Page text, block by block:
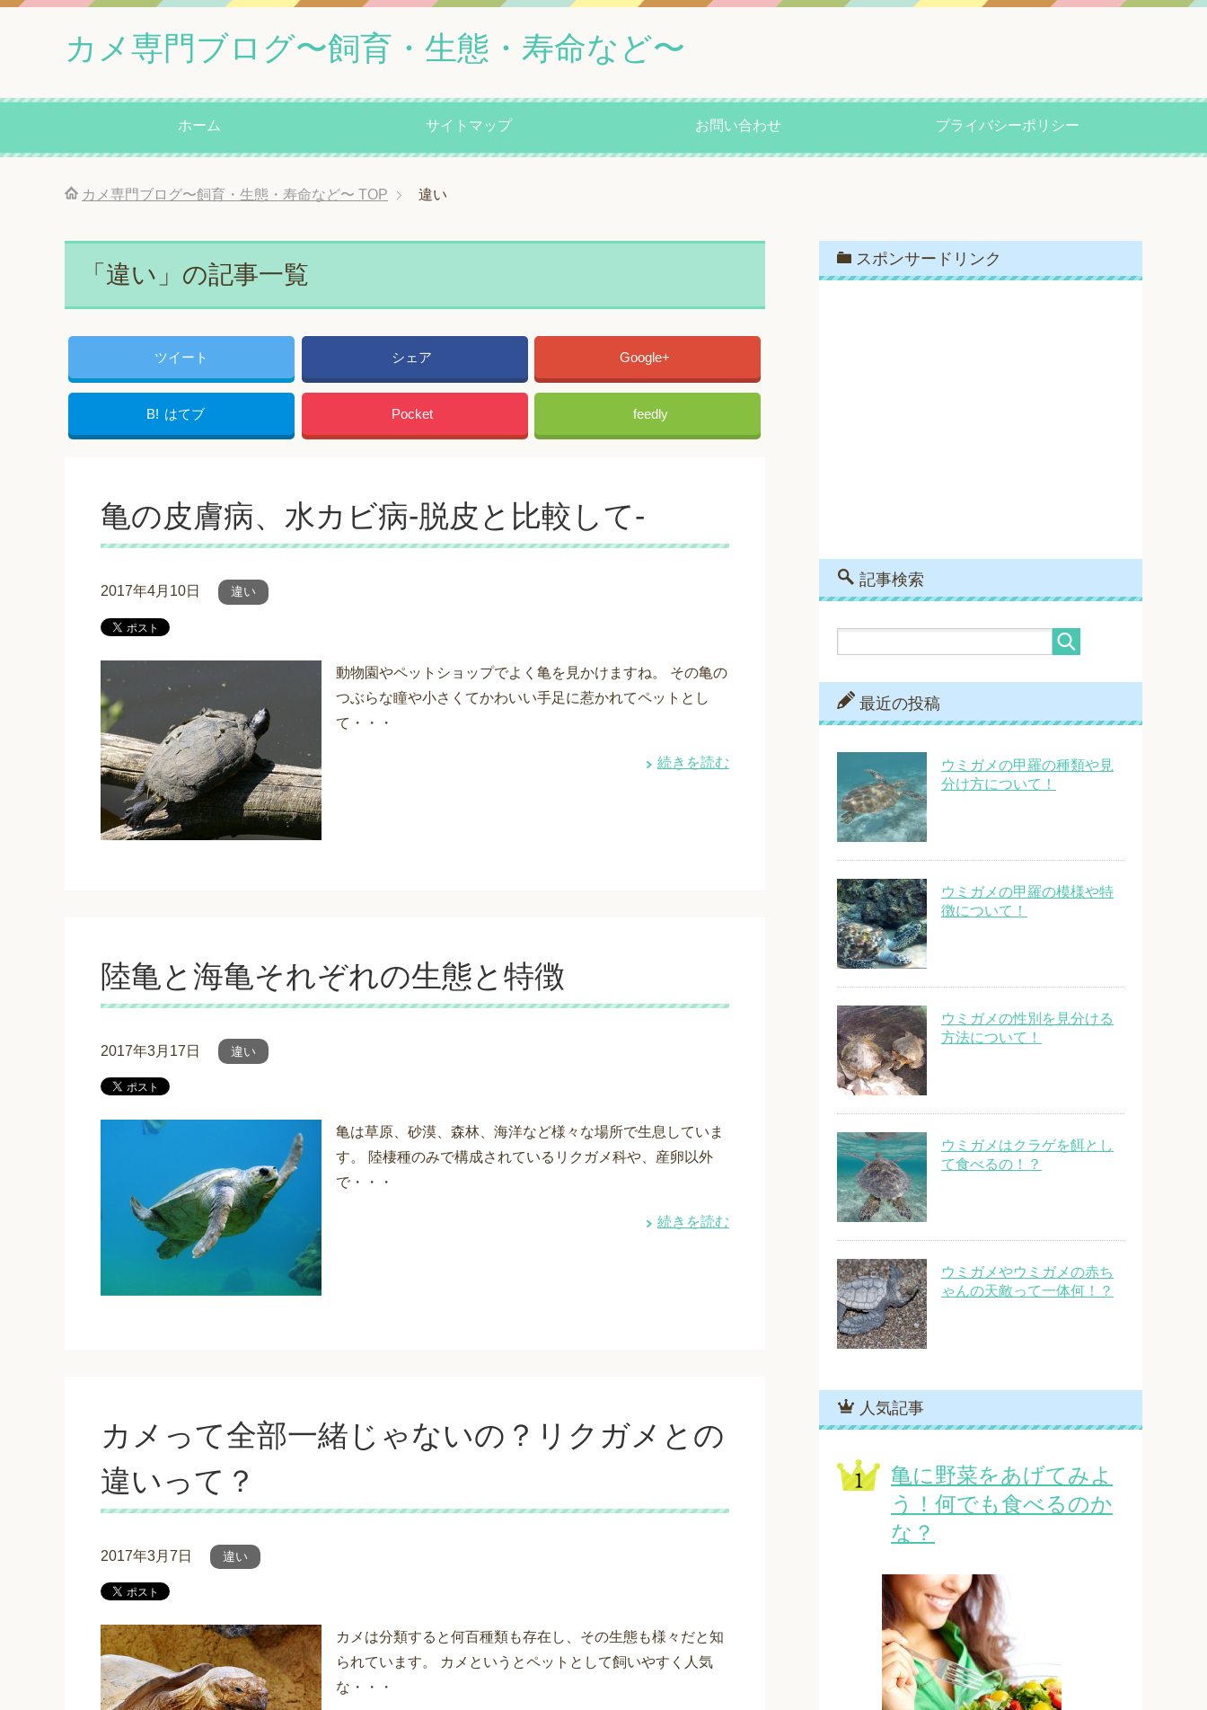
カメ専門ブログ〜飼育・生態・寿命など〜
ホーム サイトマップ お問い合わせ プライバシーポリシー
カメ専門ブログ〜飼育・生態・寿命など〜 TOP 違い
「違い」の記事一覧
ツイート シェア Google+
B! はてブ Pocket feedly
亀の皮膚病、水カビ病‐脱皮と比較して‐
2017年4月10日 違い
動物園やペットショップでよく亀を見かけますね。 その亀の
つぶらな瞳や小さくてかわいい手足に惹かれてペットとし
て・・・
続きを読む
陸亀と海亀それぞれの生態と特徴
2017年3月17日 違い
亀は草原、砂漠、森林、海洋など様々な場所で生息していま
す。 陸棲種のみで構成されているリクガメ科や、産卵以外
で・・・
続きを読む
カメって全部一緒じゃないの？リクガメとの
違いって？
2017年3月7日 違い
カメは分類すると何百種類も存在し、その生態も様々だと知
られています。 カメというとペットとして飼いやすく人気
な・・・
スポンサードリンク
記事検索
最近の投稿
ウミガメの甲羅の種類や見
分け方について！
ウミガメの甲羅の模様や特
徴について！
ウミガメの性別を見分ける
方法について！
ウミガメはクラゲを餌とし
て食べるの！？
ウミガメやウミガメの赤ち
ゃんの天敵って一体何！？
人気記事
亀に野菜をあげてみよ
う！何でも食べるのか
な？